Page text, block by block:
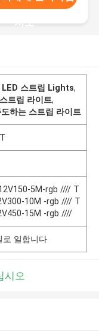
시오
LED 스트립 Lights,
트립 라이트,
하는 스트립 라이트
5M-rgb //// T
10M -rgb //// T
15M -rgb ////
로 일합니다
시오